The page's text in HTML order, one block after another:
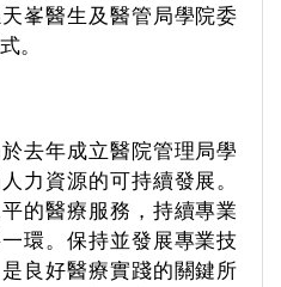
峯醫生及醫管局學院委
。
去年成立醫院管理局學
力資源的可持續發展。
的醫療服務，持續專業
環。保持並發展專業技
良好醫療實踐的關鍵所